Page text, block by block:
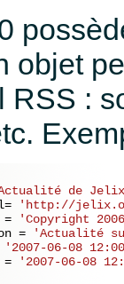
objet
RSS :
de
'http://
'Copyright
=
'Actualité
'2007-06-08
=
'2007-06-08